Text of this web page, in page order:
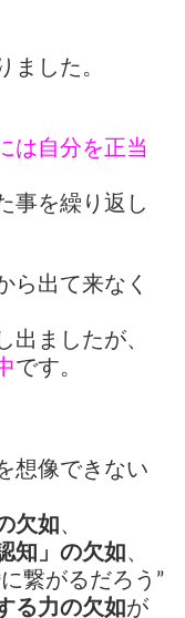
ました。
は自分を正当
事を繰り返し
ら出て来なく
出ましたが、
です。
想像できない
欠如 、
知」の欠如 、
繋がるだろう”
る力の欠如 が